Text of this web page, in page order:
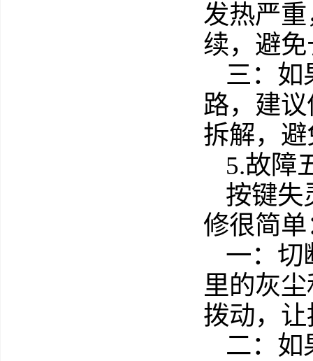
发热严
续，避
三：如
路，建
拆解，
5.故障
按键失
修很简单
一：切
里的灰
拨动，
二：如